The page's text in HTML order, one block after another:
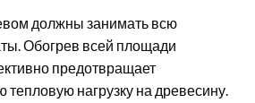
должны занимать всю
Обогрев всей площади
предотвращает
нагрузку на древесину.